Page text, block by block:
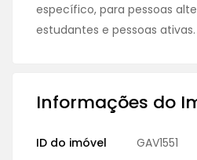
específico, para pessoas
estudantes e pessoas ativas.
Informações do
ID do imóvel
GAV1551